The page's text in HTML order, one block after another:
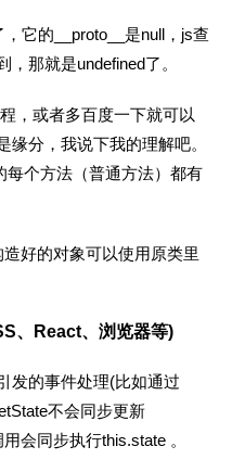
它的__proto__是null，js查
那就是undefined了。
，或者多百度一下就可以
分，我说下我的理解吧。
每个方法（普通方法）都有
好的对象可以使用原类里
、React、浏览器等)
发的事件处理(比如通过
不会同步更新
会同步执行this.state 。